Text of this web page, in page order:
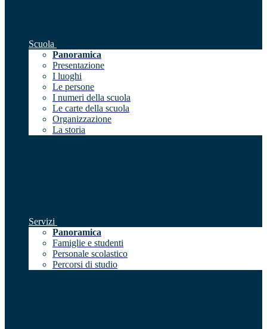
Scuola
Panoramica
Presentazione
I luoghi
Le persone
I numeri della scuola
Le carte della scuola
Organizzazione
La storia
Servizi
Panoramica
Famiglie e studenti
Personale scolastico
Percorsi di studio